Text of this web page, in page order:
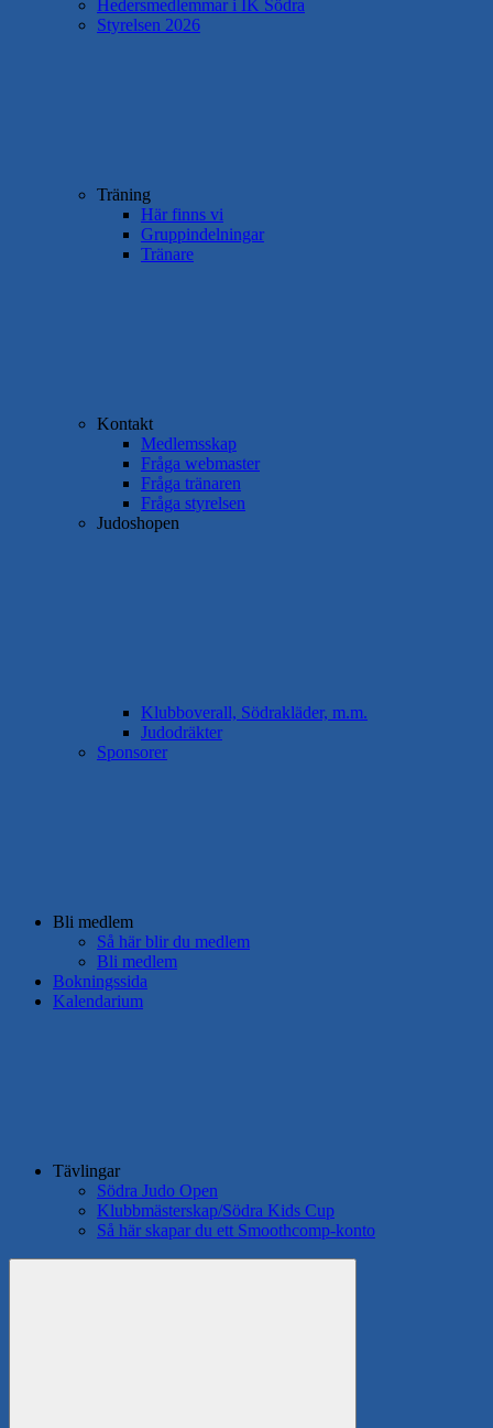
Hedersmedlemmar i IK Södra
Styrelsen 2026
Träning
Här finns vi
Gruppindelningar
Tränare
Kontakt
Medlemsskap
Fråga webmaster
Fråga tränaren
Fråga styrelsen
Judoshopen
Klubboverall, Södrakläder, m.m.
Judodräkter
Sponsorer
Bli medlem
Så här blir du medlem
Bli medlem
Bokningssida
Kalendarium
Tävlingar
Södra Judo Open
Klubbmästerskap/Södra Kids Cup
Så här skapar du ett Smoothcomp-konto